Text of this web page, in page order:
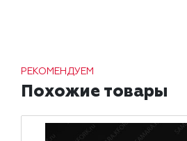
РЕКОМЕНДУЕМ
Похожие товары